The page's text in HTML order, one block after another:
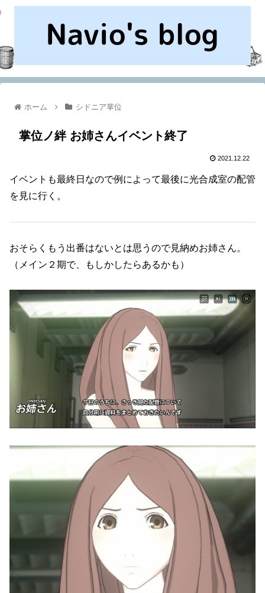
ホーム シドニア掌位
掌位ノ絆 お姉さんイベント終了
2021.12.22
イベントも最終日なので例によって最後に光合成室の配管
を見に行く。
おそらくもう出番はないとは思うので見納めお姉さん。
（メイン２期で、もしかしたらあるかも）